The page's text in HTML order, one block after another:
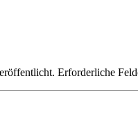
Erforderliche